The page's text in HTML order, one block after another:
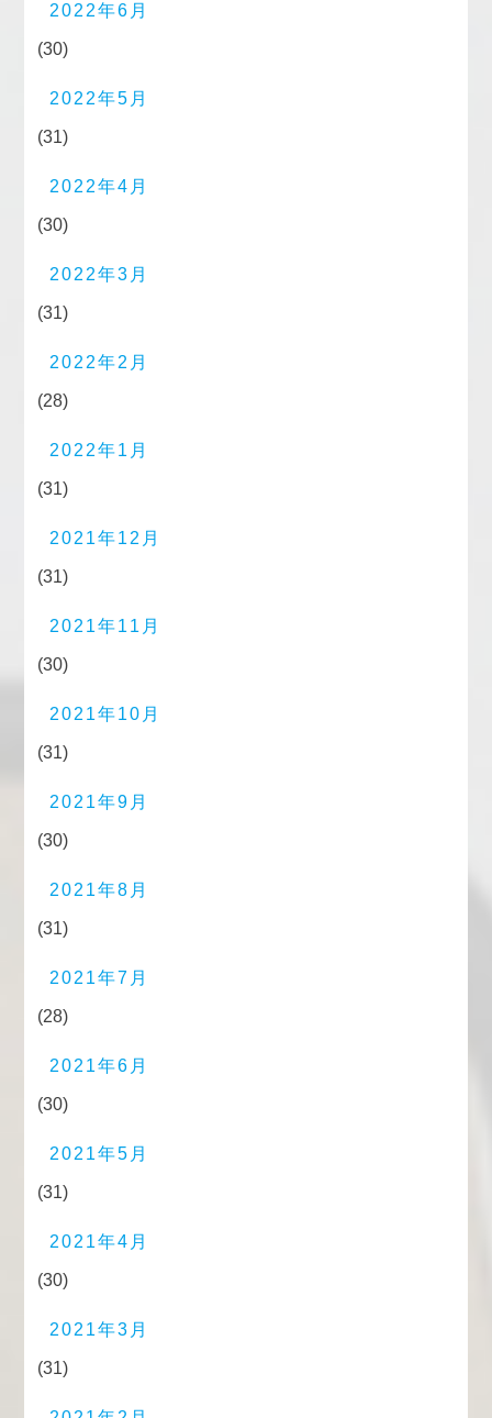
2022年6月
(30)
2022年5月
(31)
2022年4月
(30)
2022年3月
(31)
2022年2月
(28)
2022年1月
(31)
2021年12月
(31)
2021年11月
(30)
2021年10月
(31)
2021年9月
(30)
2021年8月
(31)
2021年7月
(28)
2021年6月
(30)
2021年5月
(31)
2021年4月
(30)
2021年3月
(31)